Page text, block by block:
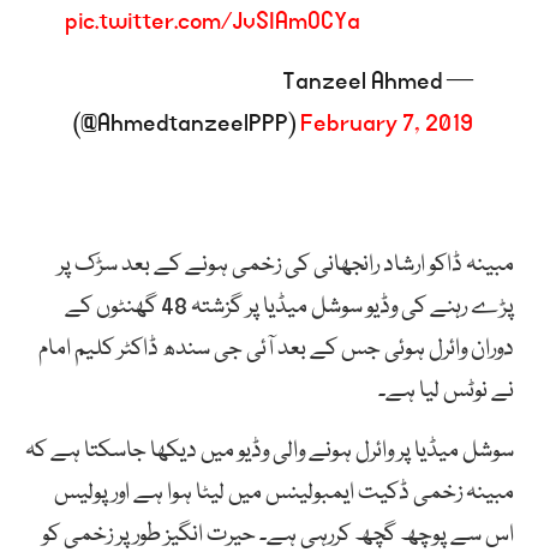
pic.twitter.com/JvSIAmOCYa
— Tanzeel Ahmed
(@AhmedtanzeelPPP)February 7, 2019
مبینہ ڈاکو ارشاد رانجھانی کی زخمی ہونے کے بعد سڑک پر
پڑے رہنے کی وڈیو سوشل میڈیا پر گزشتہ 48 گھنٹوں کے
دوران وائرل ہوئی جس کے بعد آئی جی سندھ ڈاکٹر کلیم امام
نے نوٹس لیا ہے۔
سوشل میڈیا پر وائرل ہونے والی وڈیو میں دیکھا جاسکتا ہے کہ
مبینہ زخمی ڈکیت ایمبولینس میں لیٹا ہوا ہے اور پولیس
اس سے پوچھ گچھ کررہی ہے۔ حیرت انگیز طور پر زخمی کو